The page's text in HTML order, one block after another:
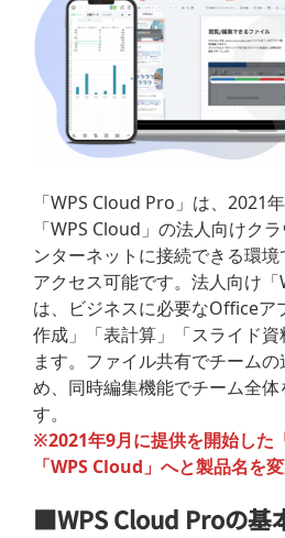
「WPS Cloud Pro」は、2021
「WPS Cloud」の法人向けク
ンターネットに接続できる環
アクセス可能です。法人向け
は、ビジネスに必要なOfficeア
作成」「表計算」「スライド
ます。ファイル共有でチーム
め、同時編集機能でチーム全
す。
※2021年9月に提供を開始した
「WPS Cloud」へと製品名を
■WPS Cloud Proの基